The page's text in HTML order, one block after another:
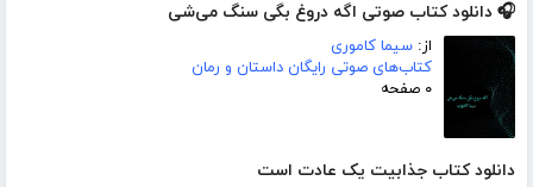
🎧 دانلود کتاب صوتی اگه دروغ بگی سنگ می‌شی
از: سیما کاموری
کتاب‌های صوتی رایگان داستان و رمان
۰ صفحه
دانلود کتاب جذابیت یک عادت است